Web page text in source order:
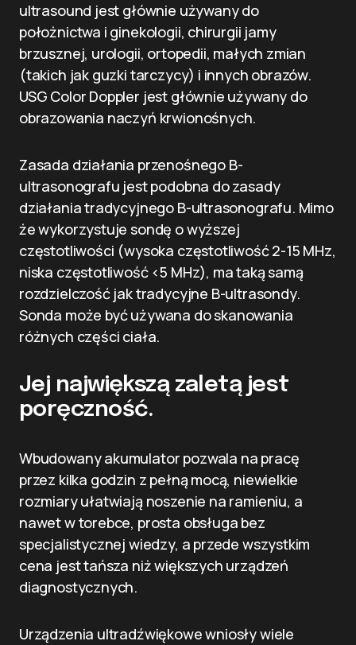
ultrasound jest głównie używany do
położnictwa i ginekologii, chirurgii jamy
brzusznej, urologii, ortopedii, małych zmian
(takich jak guzki tarczycy) i innych obrazów.
USG Color Doppler jest głównie używany do
obrazowania naczyń krwionośnych.
Zasada działania przenośnego B-
ultrasonografu jest podobna do zasady
działania tradycyjnego B-ultrasonografu. Mimo
że wykorzystuje sondę o wyższej
częstotliwości (wysoka częstotliwość 2-15 MHz,
niska częstotliwość <5 MHz), ma taką samą
rozdzielczość jak tradycyjne B-ultrasondy.
Sonda może być używana do skanowania
różnych części ciała.
Jej największą zaletą jest
poręczność.
Wbudowany akumulator pozwala na pracę
przez kilka godzin z pełną mocą, niewielkie
rozmiary ułatwiają noszenie na ramieniu, a
nawet w torebce, prosta obsługa bez
specjalistycznej wiedzy, a przede wszystkim
cena jest tańsza niż większych urządzeń
diagnostycznych.
Urządzenia ultradźwiękowe wniosły wiele